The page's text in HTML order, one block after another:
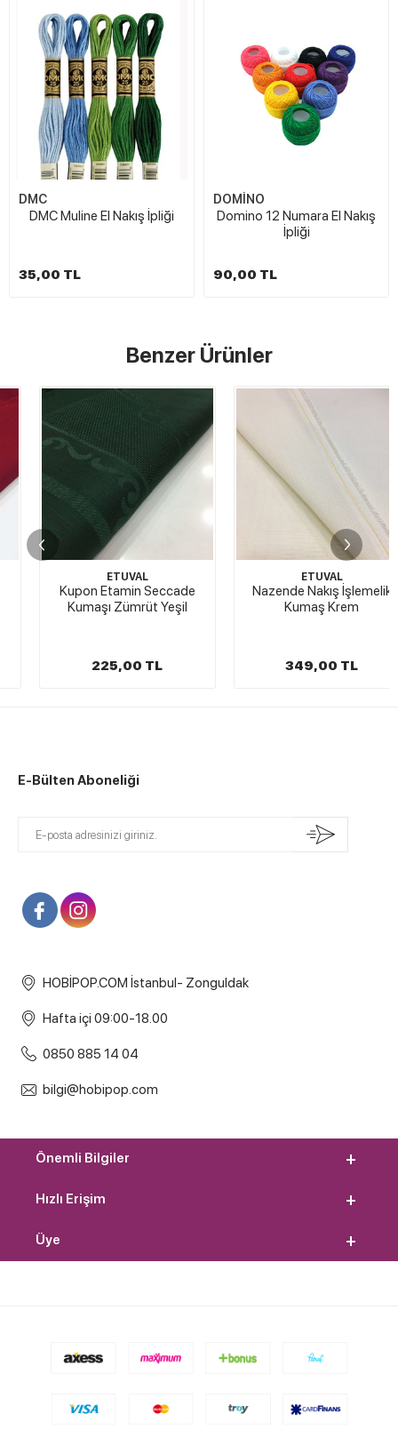
DMC
DMC Muline El Nakış İpliği
35,00 TL
DOMİNO
Domino 12 Numara El Nakış
İpliği
90,00 TL
Benzer Ürünler
ETUVAL
Kupon Etamin Seccade
Kumaşı Zümrüt Yeşil
225,00 TL
ETUVAL
Nazende Nakış İşlemelik
Kumaş Krem
349,00 TL
E-Bülten Aboneliği
HOBİPOP.COM İstanbul- Zonguldak
Hafta içi 09:00-18.00
0850 885 14 04
bilgi@hobipop.com
Önemli Bilgiler
Hızlı Erişim
Üye